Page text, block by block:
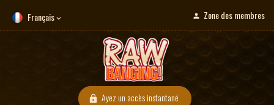
Français Zone des membres
Ayez un accès instantané